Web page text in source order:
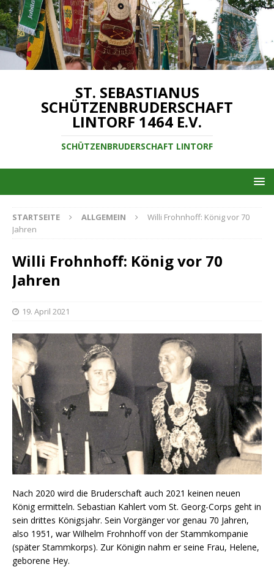
ST. SEBASTIANUS
SCHÜTZENBRUDERSCHAFT
LINTORF 1464 E.V.
SCHÜTZENBRUDERSCHAFT LINTORF
STARTSEITE ALLGEMEIN
Willi Frohnhoff: König vor 70
Jahren
Willi Frohnhoff: König vor 70
Jahren
19. April 2021
Nach 2020 wird die Bruderschaft auch 2021 keinen neuen
König ermitteln. Sebastian Kahlert vom St. Georg-Corps geht in
sein drittes Königsjahr. Sein Vorgänger vor genau 70 Jahren,
also 1951, war Wilhelm Frohnhoff von der Stammkompanie
(später Stammkorps). Zur Königin nahm er seine Frau, Helene,
geborene Hey.